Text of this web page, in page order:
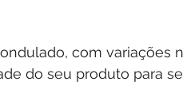
com variações
do seu produto para